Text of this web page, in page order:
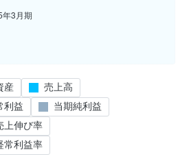
3月期
産
売上高
利益
当期純利益
上伸び率
常利益率